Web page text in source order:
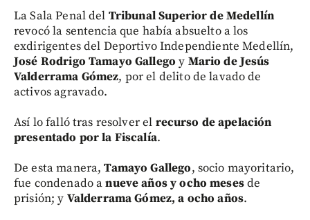
La Sala Penal del Tribunal Superior de Medellín
revocó la sentencia que había absuelto a los
exdirigentes del Deportivo Independiente Medellín,
José Rodrigo Tamayo Gallego y Mario de Jesús
Valderrama Gómez, por el delito de lavado de
activos agravado.
Así lo falló tras resolver el recurso de apelación
presentado por la Fiscalía.
De esta manera,Tamayo Gallego, socio mayoritario,
fue condenado anueve años y ocho mesesde
prisión; y Valderrama Gómez, a ocho años.